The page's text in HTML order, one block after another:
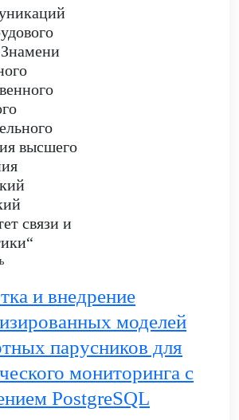
высшего
связи и
и внедрение
моделей
парусников для
мониторинга с
PostgreSQL